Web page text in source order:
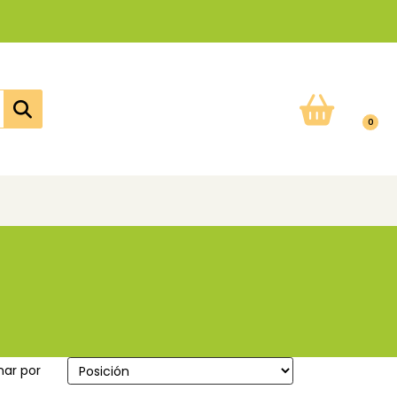
0
por